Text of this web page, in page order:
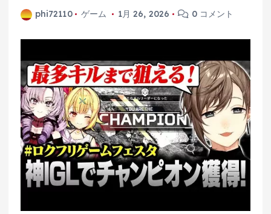
phi72110 ゲーム 1月 26, 2026 0 コメント